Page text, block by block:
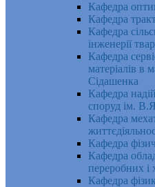
Кафедра
Кафедра
Кафедра
інженерії
Кафедра
матеріалів в
Сідашенка
Кафедра
споруд ім.
Кафедра
Кафедра
Кафедра
переробних і
Кафедра